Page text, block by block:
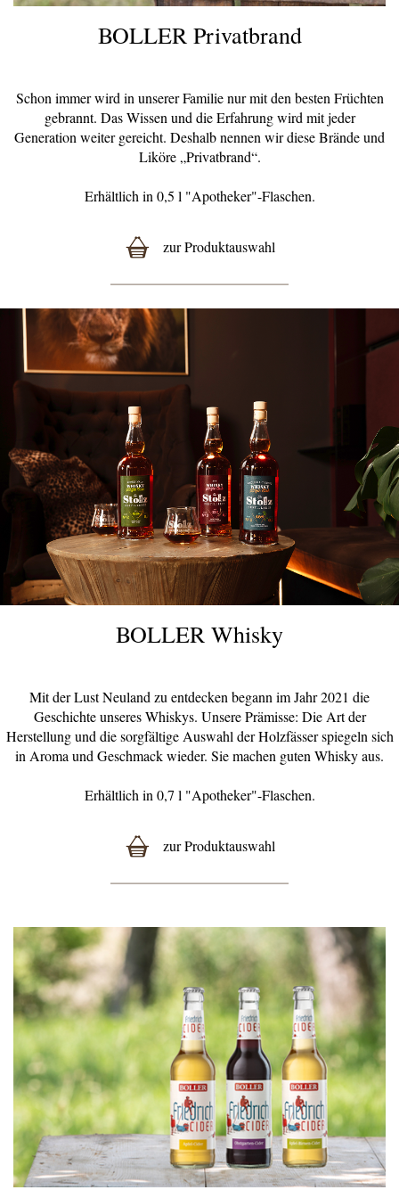
BOLLER Privatbrand
Schon immer wird in unserer Familie nur mit den besten Früchten
gebrannt. Das Wissen und die Erfahrung wird mit jeder
Generation weiter gereicht. Deshalb nennen wir diese Brände und
Liköre „Privatbrand“.
Erhältlich in 0,5 l "Apotheker"-Flaschen.
zur Produktauswahl
BOLLER Whisky
Mit der Lust Neuland zu entdecken begann im Jahr 2021 die
Geschichte unseres Whiskys. Unsere Prämisse: Die Art der
Herstellung und die sorgfältige Auswahl der Holzfässer spiegeln sich
in Aroma und Geschmack wieder. Sie machen guten Whisky aus.
Erhältlich in 0,7 l "Apotheker"-Flaschen.
zur Produktauswahl